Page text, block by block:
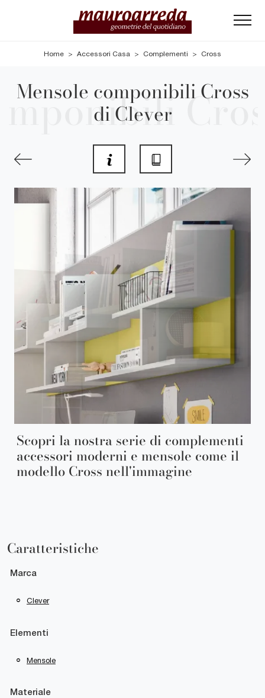
Home > Accessori Casa > Complementi > Cross
Mensole componibili Cross
di Clever
Scopri la nostra serie di complementi
accessori moderni e mensole come il
modello Cross nell'immagine
Caratteristiche
Marca
Clever
Elementi
Mensole
Materiale